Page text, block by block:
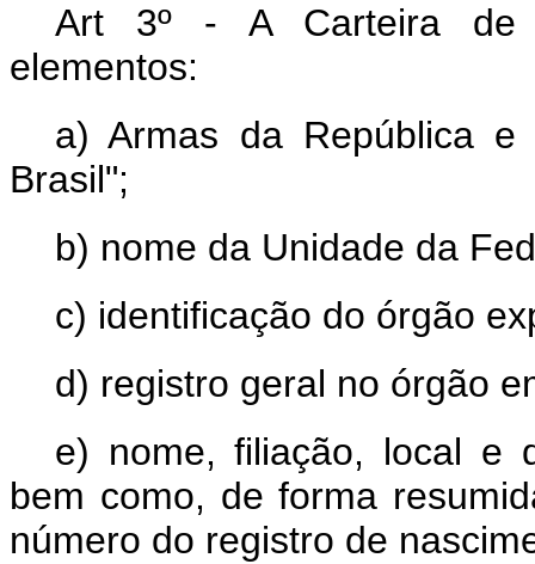
Art 3º - A Carteira de
elementos:
a) Armas da República e
Brasil";
b) nome da Unidade da
c) identificação do órgão
d) registro geral no órgão
e) nome, filiação, local e
bem como, de forma
número do registro de